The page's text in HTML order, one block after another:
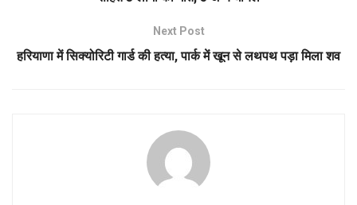
Next Post
हरियाणा में सिक्योरिटी गार्ड की हत्या, पार्क में खून से लथपथ पड़ा मिला शव